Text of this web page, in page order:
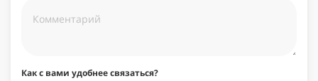
Как с вами удобнее связаться?